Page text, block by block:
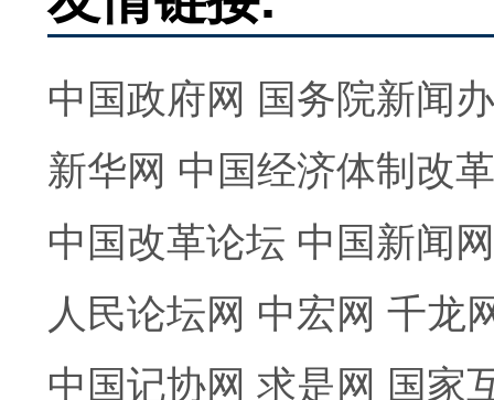
中国政府网 国务院新闻
新华网 中国经济体制改
中国改革论坛 中国新闻网
人民论坛网 中宏网 千龙
中国记协网 求是网 国家